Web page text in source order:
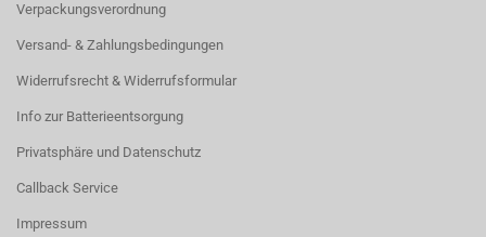
Verpackungsverordnung
Versand- & Zahlungsbedingungen
Widerrufsrecht & Widerrufsformular
Info zur Batterieentsorgung
Privatsphäre und Datenschutz
Callback Service
Impressum